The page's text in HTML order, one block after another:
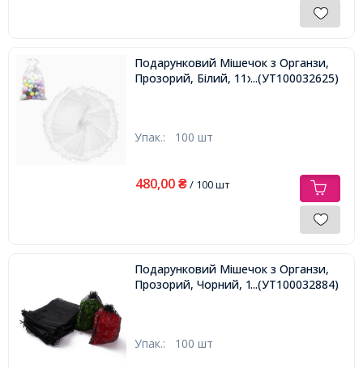
Подарунковий Мішечок з Органзи,
Прозорий, Білий, 11х16см,...(УТ100032625)
Упак.: 100 шт
480,00 ₴/ 100 шт
Подарунковий Мішечок з Органзи,
Прозорий, Чорний, 12х9см,...(УТ100032884)
Упак.: 100 шт